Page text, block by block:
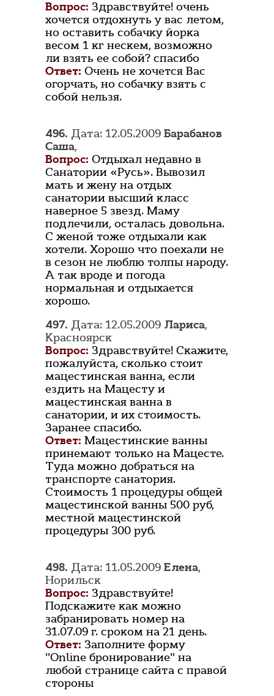
Вопрос: Здравствуйте! очень
хочется отдохнуть у вас летом,
но оставить собачку йорка
весом 1 кг нескем, возможно
ли взять ее собой? спасибо
Ответ: Очень не хочется Вас
огорчать, но собачку взять с
собой нельзя.
496. Дата: 12.05.2009 Барабанов
Саша,
Вопрос: Отдыхал недавно в
Санатории «Русь». Вывозил
мать и жену на отдых
санатории высший класс
наверное 5 звезд. Маму
подлечили, осталась довольна.
С женой тоже отдыхали как
хотели. Хорошо что поехали не
в сезон не люблю толпы народу.
А так вроде и погода
нормальная и отдыхается
хорошо.
497. Дата: 12.05.2009 Лариса,
Красноярск
Вопрос: Здравствуйте! Скажите,
пожалуйста, сколько стоит
мацестинская ванна, если
ездить на Мацесту и
мацестинская ванна в
санатории, и их стоимость.
Заранее спасибо.
Ответ: Мацестинские ванны
принемают только на Мацесте.
Туда можно добраться на
транспорте санатория.
Стоимость 1 процедуры общей
мацестинской ванны 500 руб,
местной мацестинской
процедуры 300 руб.
498. Дата: 11.05.2009 Елена,
Норильск
Вопрос: Здравствуйте!
Подскажите как можно
забранировать номер на
31.07.09 г. сроком на 21 день.
Ответ: Заполните форму
"Online бронирование" на
любой странице сайта с правой
стороны